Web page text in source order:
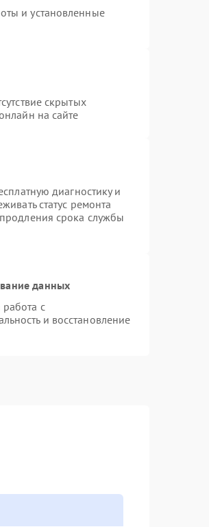
и установленные
скрытых
на сайте
диагностику и
статус ремонта
срока службы
данных
с
и восстановление